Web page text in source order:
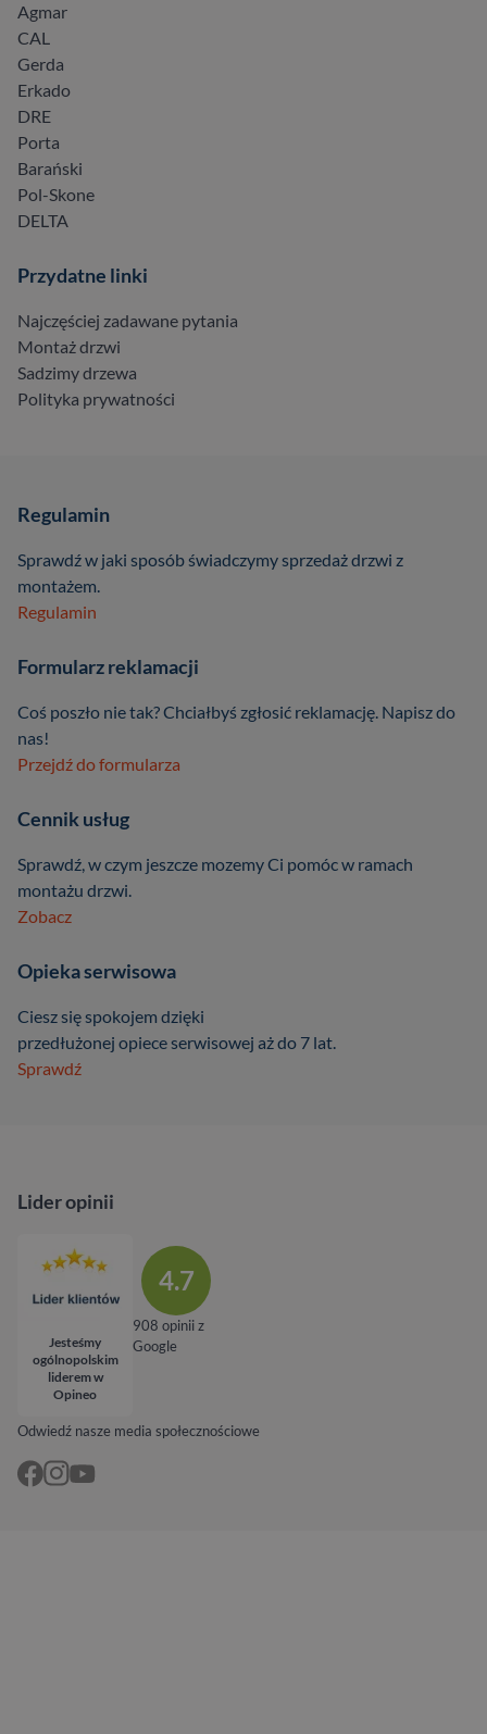
Agmar
CAL
Gerda
Erkado
DRE
Porta
Barański
Pol-Skone
DELTA
Przydatne linki
Najczęściej zadawane pytania
Montaż drzwi
Sadzimy drzewa
Polityka prywatności
Regulamin
Sprawdź w jaki sposób świadczymy sprzedaż drzwi z
montażem.
Regulamin
Formularz reklamacji
Coś poszło nie tak? Chciałbyś zgłosić reklamację. Napisz do
nas!
Przejdź do formularza
Cennik usług
Sprawdź, w czym jeszcze mozemy Ci pomóc w ramach
montażu drzwi.
Zobacz
Opieka serwisowa
Ciesz się spokojem dzięki
przedłużonej opiece serwisowej aż do 7 lat.
Sprawdź
Odwiedź nasze media społecznościowe
Lider opinii
Jesteśmy
ogólnopolskim
liderem w
Opineo
4.7
908 opinii z
Google